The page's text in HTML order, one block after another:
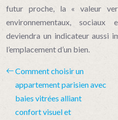
futur proche, la « valeur
environnementaux,
deviendra un indicateur aussi
l’emplacement d’un bien.
Comment choisir un
appartement parisien avec
baies vitrées alliant
confort visuel et